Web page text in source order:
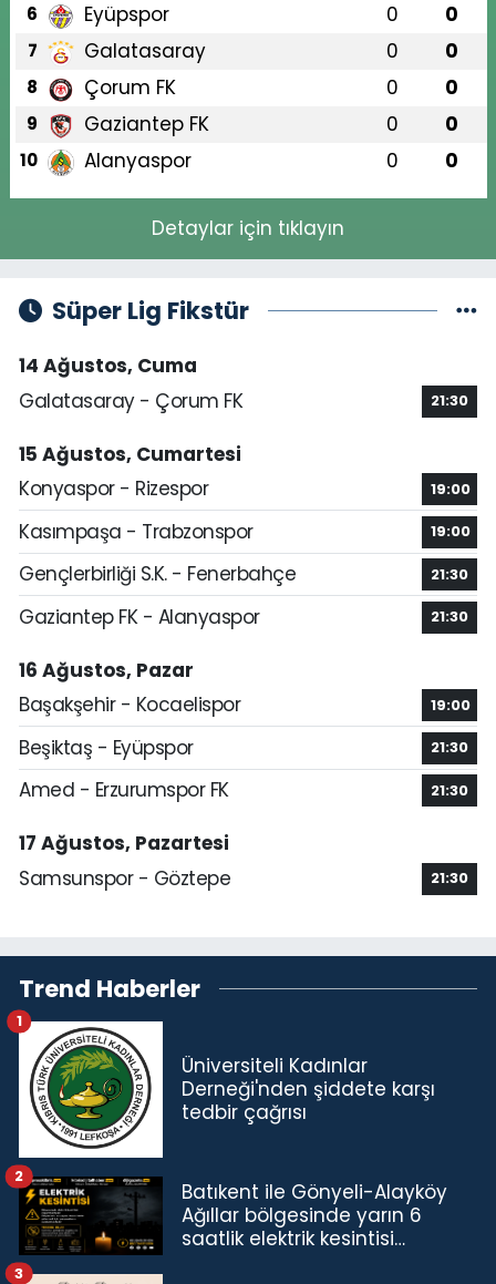
6 Eyüpspor 0 0
7 Galatasaray 0 0
8 Çorum FK 0 0
9 Gaziantep FK 0 0
10 Alanyaspor 0 0
Detaylar için tıklayın
Süper Lig Fikstür
14 Ağustos, Cuma
Galatasaray - Çorum FK
21:30
15 Ağustos, Cumartesi
Konyaspor - Rizespor
19:00
Kasımpaşa - Trabzonspor 19:00
Gençlerbirliği S.K. - Fenerbahçe 21:30
Gaziantep FK - Alanyaspor 21:30
16 Ağustos, Pazar
Başakşehir - Kocaelispor
19:00
Beşiktaş - Eyüpspor 21:30
Amed - Erzurumspor FK 21:30
17 Ağustos, Pazartesi
Samsunspor - Göztepe
21:30
Trend Haberler
Üniversiteli Kadınlar
Derneği'nden şiddete karşı
tedbir çağrısı
1
Batıkent ile Gönyeli-Alayköy
Ağıllar bölgesinde yarın 6
saatlik elektrik kesintisi…
2
3